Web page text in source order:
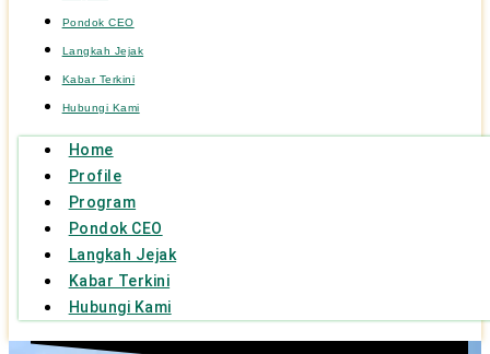
Pondok CEO
Langkah Jejak
Kabar Terkini
Hubungi Kami
Home
Profile
Program
Pondok CEO
Langkah Jejak
Kabar Terkini
Hubungi Kami